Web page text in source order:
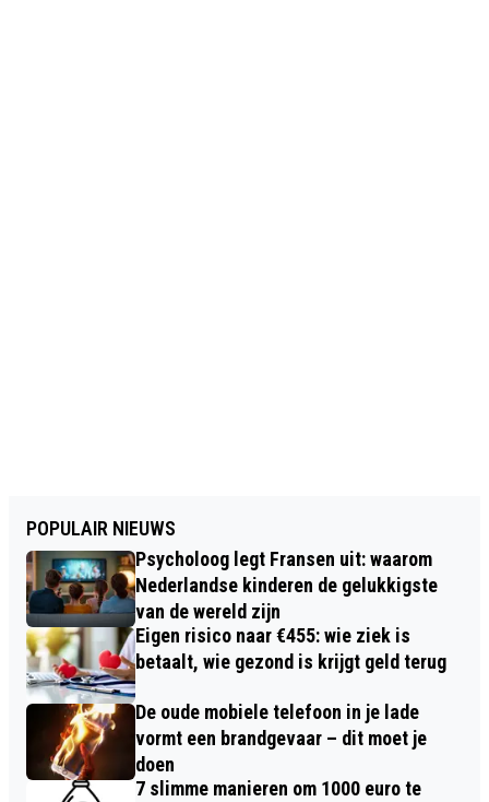
POPULAIR NIEUWS
Psycholoog legt Fransen uit: waarom
Nederlandse kinderen de gelukkigste
van de wereld zijn
Eigen risico naar €455: wie ziek is
betaalt, wie gezond is krijgt geld terug
De oude mobiele telefoon in je lade
vormt een brandgevaar – dit moet je
doen
7 slimme manieren om 1000 euro te